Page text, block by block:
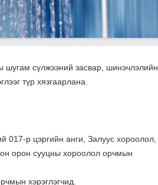
сүлжээний засвар, шинэчлэлийн
түр хязгаарлана.
017-р цэргийн анги, Залуус хороолол,
орон сууцны хороолол орчмын
хэрэглэгчид.